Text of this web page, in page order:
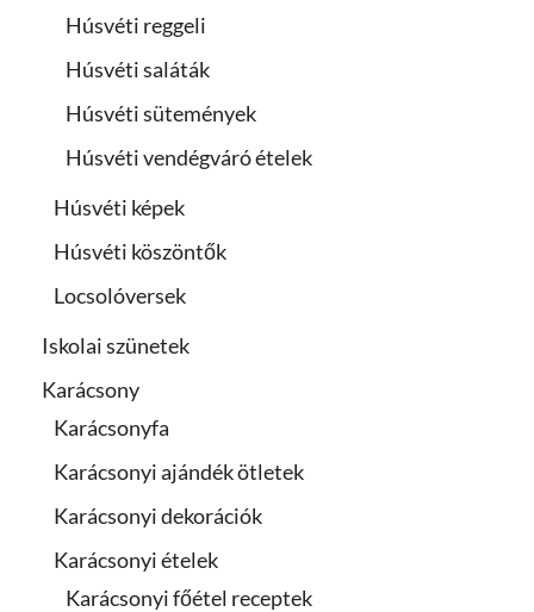
Húsvéti reggeli
Húsvéti saláták
Húsvéti sütemények
Húsvéti vendégváró ételek
Húsvéti képek
Húsvéti köszöntők
Locsolóversek
Iskolai szünetek
Karácsony
Karácsonyfa
Karácsonyi ajándék ötletek
Karácsonyi dekorációk
Karácsonyi ételek
Karácsonyi főétel receptek